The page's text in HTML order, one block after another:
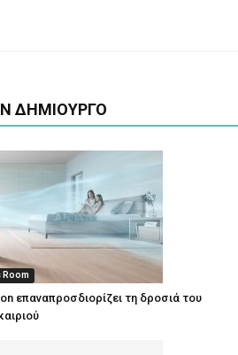
ΔΗΜΙΟΥΡΓΟ
Room
επαναπροσδιορίζει τη δροσιά του